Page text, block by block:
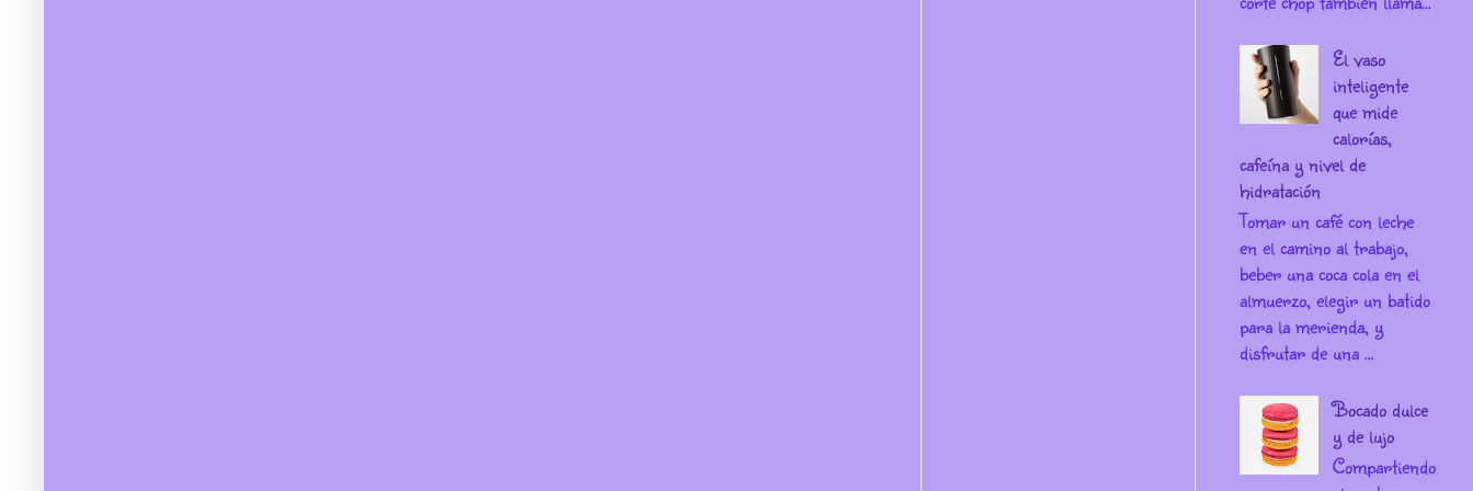
El vaso
inteligente
que mide
calorías,
cafeína y nivel de
hidratación
Tomar un café con leche
en el camino al trabajo,
beber una coca cola en el
almuerzo, elegir un batido
para la merienda, y
disfrutar de una ...
Bocado dulce
y de lujo
Compartiendo